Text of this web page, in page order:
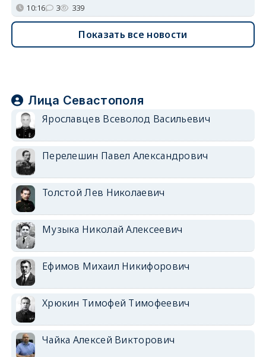
10:16 3 339
Показать все новости
Лица Севастополя
Ярославцев Всеволод Васильевич
Перелешин Павел Александрович
Толстой Лев Николаевич
Музыка Николай Алексеевич
Ефимов Михаил Никифорович
Хрюкин Тимофей Тимофеевич
Чайка Алексей Викторович